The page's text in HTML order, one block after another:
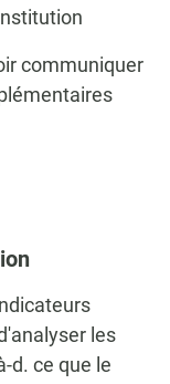
communiquer
les
d. ce que le